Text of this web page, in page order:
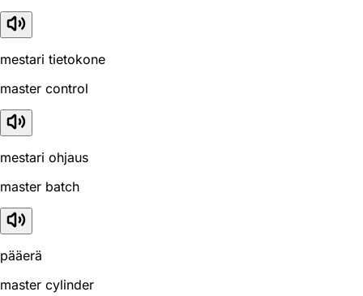
mestari tietokone
master control
mestari ohjaus
master batch
pääerä
master cylinder